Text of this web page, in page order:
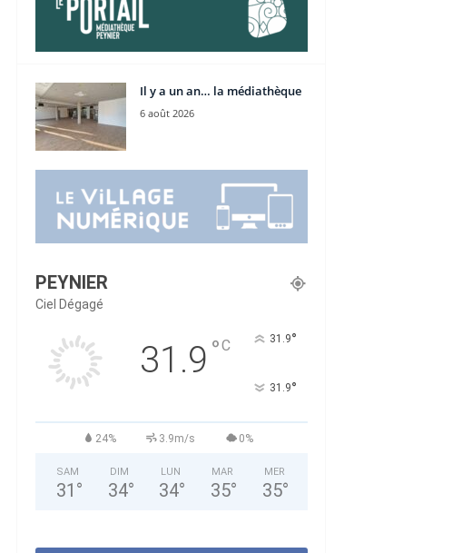
Il y a un an… la médiathèque
6 août 2026
PEYNIER
Ciel Dégagé
31.9 °C 31.9°
31.9°
24% 3.9m/s 0%
SAM
31 °
DIM
34°
LUN
34°
MAR
35°
MER
35°